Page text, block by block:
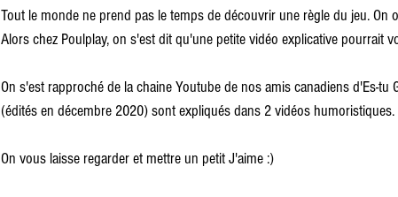
Tout le monde ne prend pas le temps de découvrir une règle du jeu.
Alors chez Poulplay, on s'est dit qu'une petite vidéo explicative pourrait
On s'est rapproché de la chaine Youtube de nos amis canadiens d'Es-tu
(édités en décembre 2020) sont expliqués dans 2 vidéos humoristiques.
On vous laisse regarder et mettre un petit J'aime :)